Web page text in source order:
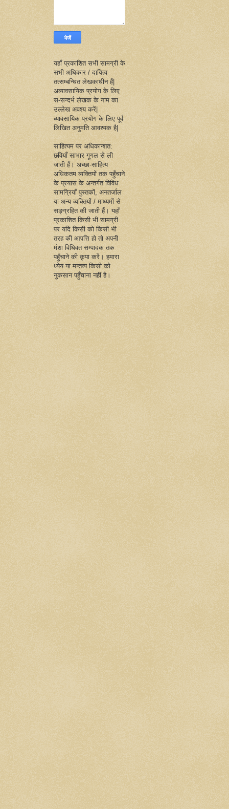
यहाँ प्रकाशित सभी सामग्री के
सभी अधिकार / दायित्व
तत्सम्बन्धित लेखकाधीन हैं|
अव्यावसायिक प्रयोग के लिए
स-सन्दर्भ लेखक के नाम का
उल्लेख अवश्य करें|
व्यावसायिक प्रयोग के लिए पूर्व
लिखित अनुमति आवश्यक है|
साहित्यम पर अधिकान्शत:
छवियाँ साभार गूगल से ली
जाती हैं। अच्छा-साहित्य
अधिकतम व्यक्तियों तक पहुँचाने
के प्रयास के अन्तर्गत विविध
सामग्रियाँ पुस्तकों, अनतर्जाल
या अन्य व्यक्तियों / माध्यमों से
सङ्ग्रहित की जाती हैं। यहाँ
प्रकाशित किसी भी सामग्री
पर यदि किसी को किसी भी
तरह की आपत्ति हो तो अपनी
मंशा विधिवत सम्पादक तक
पहुँचाने की कृपा करें। हमारा
ध्येय या मन्तव्य किसी को
नुकसान पहुँचाना नहीं है।